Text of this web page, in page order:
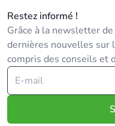
Restez informé !
Grâce à la newsletter
dernières nouvelles sur
compris des conseils et